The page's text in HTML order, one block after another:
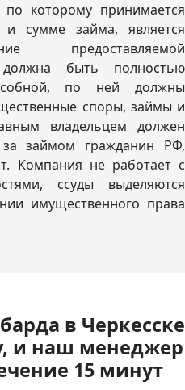
которому принимается
сумме займа, является
предоставляемой
должна быть полностью
по ней должны
споры, займы и
владельцем должен
займом гражданин РФ,
Компания не работает с
ссуды выделяются
имущественного права
в Черкесске
и наш менеджер
15 минут